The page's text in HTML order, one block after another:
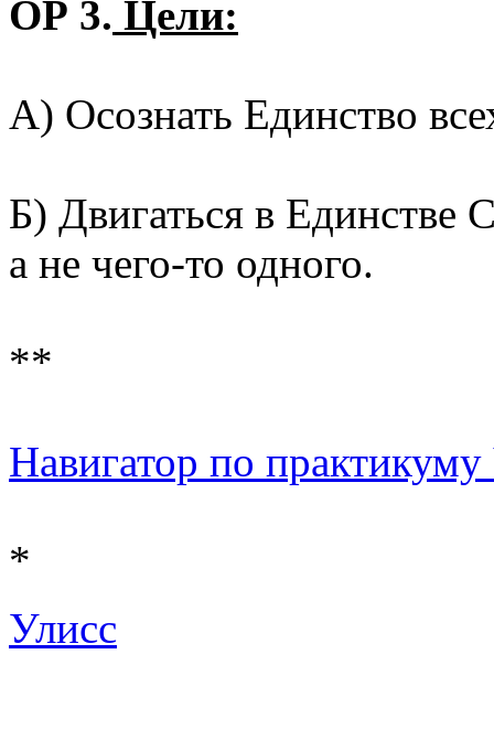
ОР 3. Цели:
А) Осознать Единство
Б) Двигаться в Единстве
а не чего-то одного.
**
Навигатор по
*
Улисс